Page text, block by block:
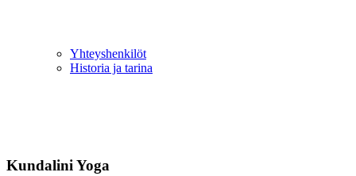
Yhteyshenkilöt
Historia ja tarina
Kundalini Yoga